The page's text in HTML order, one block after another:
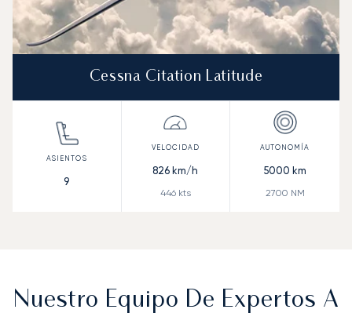
Cessna Citation Latitude
9
826 km/h
446kts
5000 km
2700 NM
Nuestro Equipo De Expertos A